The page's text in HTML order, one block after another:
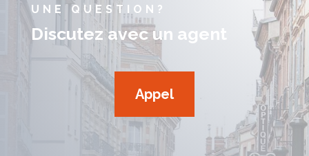
UNE QUESTION?
Discutez avec un agent
Appel